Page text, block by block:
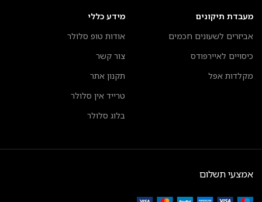
מעבדת תיקונים
אביזרים לשעונים חכמים
כיסויים לאיירפודס
מקלדות אפל
מידע כללי
אודות טופ סלולר
צור קשר
תקנון אתר
טרייד אין סלולר
בלוג סלולר
אמצעי תשלום